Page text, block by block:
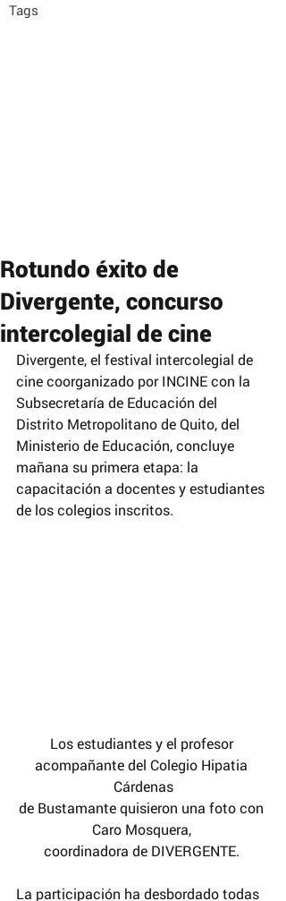
Tags
Rotundo éxito de
Divergente, concurso
intercolegial de cine
Divergente, el festival intercolegial de
cine coorganizado por INCINE con la
Subsecretaría de Educación del
Distrito Metropolitano de Quito, del
Ministerio de Educación, concluye
mañana su primera etapa: la
capacitación a docentes y estudiantes
de los colegios inscritos.
Los estudiantes y el profesor
acompañante del Colegio Hipatia
Cárdenas
de Bustamante quisieron una foto con
Caro Mosquera,
coordinadora de DIVERGENTE.
La participación ha desbordado todas